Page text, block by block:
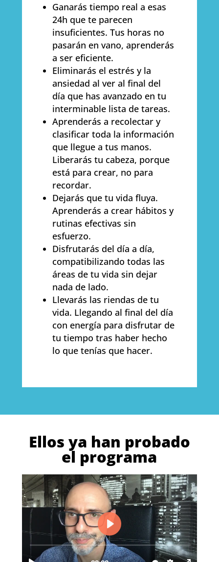
Ganarás tiempo real a esas
24h que te parecen
insuficientes. Tus horas no
pasarán en vano, aprenderás
a ser eficiente.
Eliminarás el estrés y la
ansiedad al ver al final del
día que has avanzado en tu
interminable lista de tareas.
Aprenderás a recolectar y
clasificar toda la información
que llegue a tus manos.
Liberarás tu cabeza, porque
está para crear, no para
recordar.
Dejarás que tu vida fluya.
Aprenderás a crear hábitos y
rutinas efectivas sin
esfuerzo.
Disfrutarás del día a día,
compatibilizando todas las
áreas de tu vida sin dejar
nada de lado.
Llevarás las riendas de tu
vida. Llegando al final del día
con energía para disfrutar de
tu tiempo tras haber hecho
lo que tenías que hacer.
Ellos ya han probado
el programa